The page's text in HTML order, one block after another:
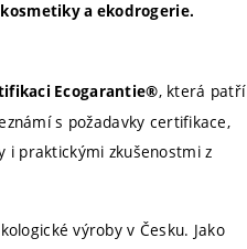
a ekodrogerie.
Ecogarantie®, která patří
s požadavky certifikace,
i praktickými zkušenostmi z
výroby v Česku. Jako